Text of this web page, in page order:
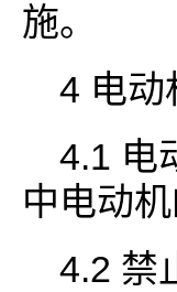
施。
4 电动
4.1 电
中电动
4.2 禁